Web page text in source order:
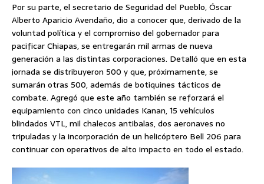
Por su parte, el secretario de Seguridad del Pueblo, Óscar
Alberto Aparicio Avendaño, dio a conocer que, derivado de la
voluntad política y el compromiso del gobernador para
pacificar Chiapas, se entregarán mil armas de nueva
generación a las distintas corporaciones. Detalló que en esta
jornada se distribuyeron 500 y que, próximamente, se
sumarán otras 500, además de botiquines tácticos de
combate. Agregó que este año también se reforzará el
equipamiento con cinco unidades Kanan, 15 vehículos
blindados VTL, mil chalecos antibalas, dos aeronaves no
tripuladas y la incorporación de un helicóptero Bell 206 para
continuar con operativos de alto impacto en todo el estado.